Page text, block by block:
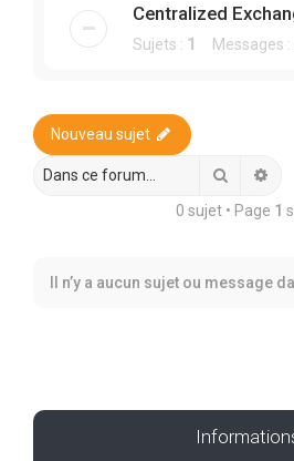
Centralized
Sujets : 1 Messages :
Nouveau sujet
0 sujet • Page 1
Il n’y a aucun sujet ou message